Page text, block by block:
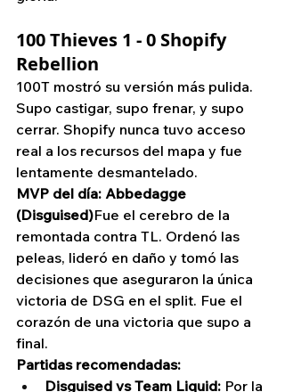
100 Thieves 1 - 0 Shopify
Rebellion
100T mostró su versión más pulida.
Supo castigar, supo frenar, y supo
cerrar. Shopify nunca tuvo acceso
real a los recursos del mapa y fue
lentamente desmantelado.
MVP del día: Abbedagge
(Disguised)Fue el cerebro de la
remontada contra TL. Ordenó las
peleas, lideró en daño y tomó las
decisiones que aseguraron la única
victoria de DSG en el split. Fue el
corazón de una victoria que supo a
final.
Partidas recomendadas:
Disguised vs Team Liquid: Por la